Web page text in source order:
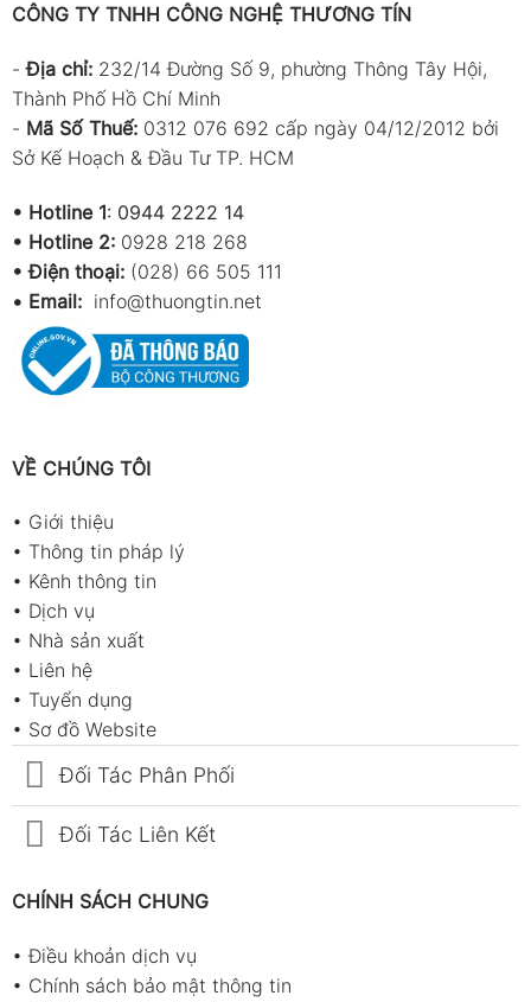
CÔNG TY TNHH CÔNG NGHỆ THƯƠNG TÍN
-Địa chỉ: 232/14 Đường Số 9, phường Thông Tây Hội,
Thành Phố Hồ Chí Minh
- Mã Số Thuế: 0312 076 692 cấp ngày 04/12/2012 bởi
Sở Kế Hoạch & Đầu Tư TP. HCM
• Hotline 1: 0944 2222 14
• Hotline 2: 0928 218 268
• Điện thoại: (028) 66 505 111
• Email: info@thuongtin.net
VỀ CHÚNG TÔI
• Giới thiệu
• Thông tin pháp lý
• Kênh thông tin
• Dịch vụ
• Nhà sản xuất
• Liên hệ
• Tuyển dụng
• Sơ đồ Website
Đối Tác Phân Phối
Đối Tác Liên Kết
CHÍNH SÁCH CHUNG
•Điều khoản dịch vụ
• Chính sách bảo mật thông tin